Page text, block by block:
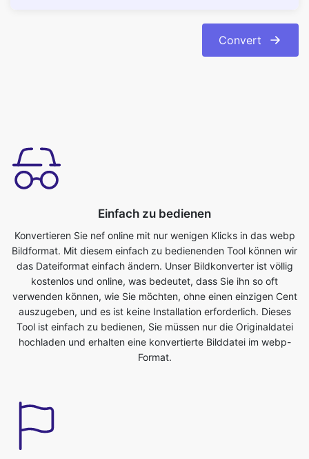
Konvertieren Sie nef online mit nur wenigen Klicks in das webp
Bildformat. Mit diesem einfach zu bedienenden Tool können wir
das Dateiformat einfach ändern. Unser Bildkonverter ist völlig
kostenlos und online, was bedeutet, dass Sie ihn so oft
verwenden können, wie Sie möchten, ohne einen einzigen Cent
auszugeben, und es ist keine Installation erforderlich. Dieses
Tool ist einfach zu bedienen, Sie müssen nur die Originaldatei
hochladen und erhalten eine konvertierte Bilddatei im webp-
Format.
Dieses Tool ist sehr nützlich, wir können unsere kostbare Zeit
sparen. Wir können problemlos in kürzester Zeit vom nef ins